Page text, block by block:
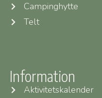
Campinghytte
Telt
Information
Aktivitetskalender